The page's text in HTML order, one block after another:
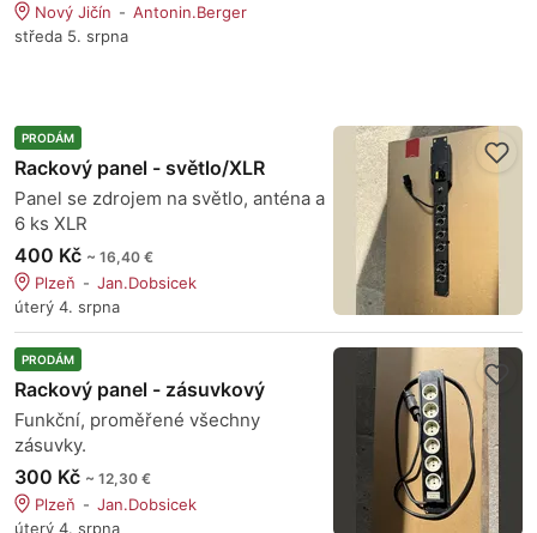
Nový Jičín
Antonin.Berger
středa 5. srpna
PRODÁM
Rackový panel - světlo/XLR
Panel se zdrojem na světlo, anténa a
6 ks XLR
400 Kč ~ 16,40 €
Plzeň
Jan.Dobsicek
úterý 4. srpna
PRODÁM
Rackový panel - zásuvkový
Funkční, proměřené všechny
zásuvky.
300 Kč ~ 12,30 €
Plzeň
Jan.Dobsicek
úterý 4. srpna